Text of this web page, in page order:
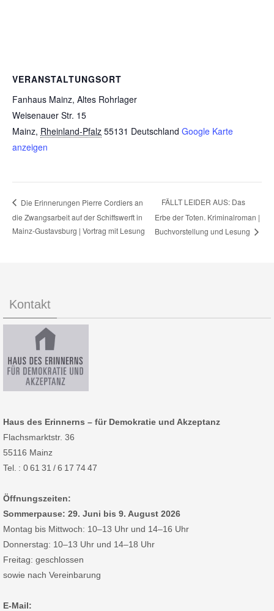
VERANSTALTUNGSORT
Fanhaus Mainz, Altes Rohrlager
Weisenauer Str. 15
Mainz, Rheinland-Pfalz 55131 Deutschland Google Karte
anzeigen
Die Erinnerungen Pierre Cordiers an
die Zwangsarbeit auf der Schiffswerft in
Mainz-Gustavsburg | Vortrag mit Lesung
FÄLLT LEIDER AUS: Das
Erbe der Toten. Kriminalroman |
Buchvorstellung und Lesung
Kontakt
Haus des Erinnerns – für Demokratie und Akzeptanz
Flachsmarktstr. 36
55116 Mainz
Tel. : 0 61 31 / 6 17 74 47
Öffnungszeiten:
Sommerpause: 29. Juni bis 9. August 2026
Montag bis Mittwoch: 10–13 Uhr und 14–16 Uhr
Donnerstag: 10–13 Uhr und 14–18 Uhr
Freitag: geschlossen
sowie nach Vereinbarung
E-Mail: